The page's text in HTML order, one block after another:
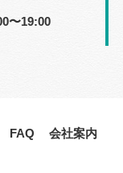
〜19:00
FAQ 会社案内